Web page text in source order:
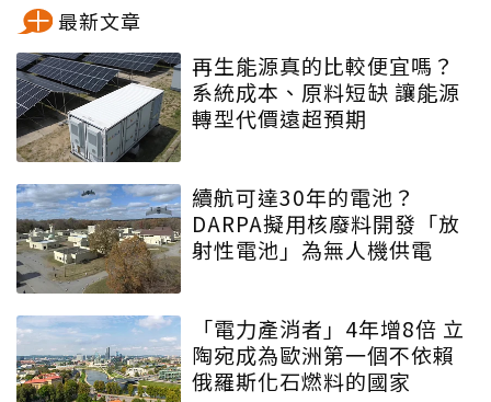
最新文章
再生能源真的比較便宜嗎？
系統成本、原料短缺 讓能源
轉型代價遠超預期
續航可達30年的電池？
DARPA擬用核廢料開發「放
射性電池」為無人機供電
「電力產消者」4年增8倍 立
陶宛成為歐洲第一個不依賴
俄羅斯化石燃料的國家